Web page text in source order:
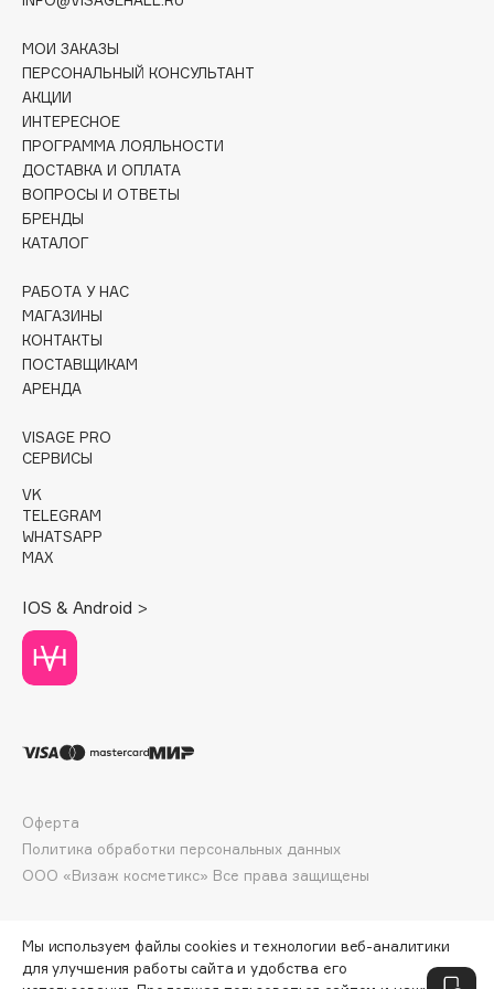
Collagenina
Consly
Corimo
CosRX
Cottolina
Crescina
Cunzite
Curaprox
D
d'Alba
DABO
Darphin
Deonica
Dessange
Divage
Dolce & Gabbana
Dolomit
Dr. Vranjes Firenze
Dr.Ceuracle
Dr.Jart+
DSD de Luxe
МОИ ЗАКАЗЫ
ПЕРСОНАЛЬНЫЙ КОНСУЛЬТАНТ
АКЦИИ
ИНТЕРЕСНОЕ
ПРОГРАММА ЛОЯЛЬНОСТИ
ДОСТАВКА И ОПЛАТА
ВОПРОСЫ И ОТВЕТЫ
БРЕНДЫ
КАТАЛОГ
РАБОТА У НАС
МАГАЗИНЫ
КОНТАКТЫ
ПОСТАВЩИКАМ
АРЕНДА
VISAGE PRO
СЕРВИСЫ
VK
TELEGRAM
WHATSAPP
MAX
IOS & Android >
ООО «Визаж косметикс» Все права защищены
Оферта
Политика обработки персональных данных
Мы используем файлы cookies и технологии веб-аналитики
для улучшения работы сайта и удобства его